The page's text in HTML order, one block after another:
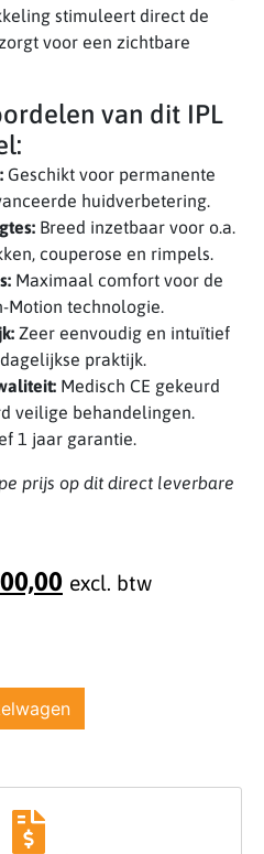
stimuleert direct de
voor een zichtbare
van dit IPL
Geschikt voor permanente
huidverbetering.
Breed inzetbaar voor o.a.
couperose en rimpels.
Maximaal comfort voor de
Motion technologie.
Zeer eenvoudig en intuïtief
praktijk.
Medisch CE gekeurd
veilige behandelingen.
1 jaar garantie.
prijs op dit direct leverbare
excl. btw